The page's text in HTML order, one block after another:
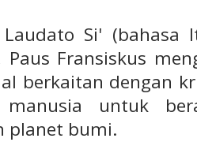
Si' (bahasa
Paus Fransiskus
berkaitan dengan
untuk
planet bumi.